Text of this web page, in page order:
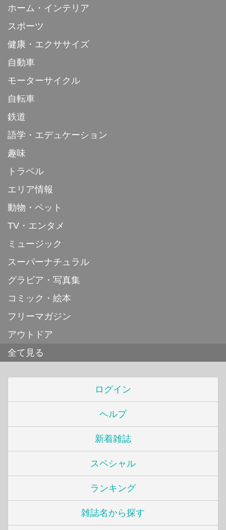
ホーム・インテリア
スポーツ
健康・エクササイズ
自動車
モーターサイクル
自転車
鉄道
語学・エデュケーション
趣味
トラベル
エリア情報
動物・ペット
TV・エンタメ
ミュージック
スーパーナチュラル
グラビア・写真集
コミック・絵本
フリーマガジン
アウトドア
全て見る
ログイン
ヘルプ
新着雑誌
スペシャル
ランキング
雑誌名から探す